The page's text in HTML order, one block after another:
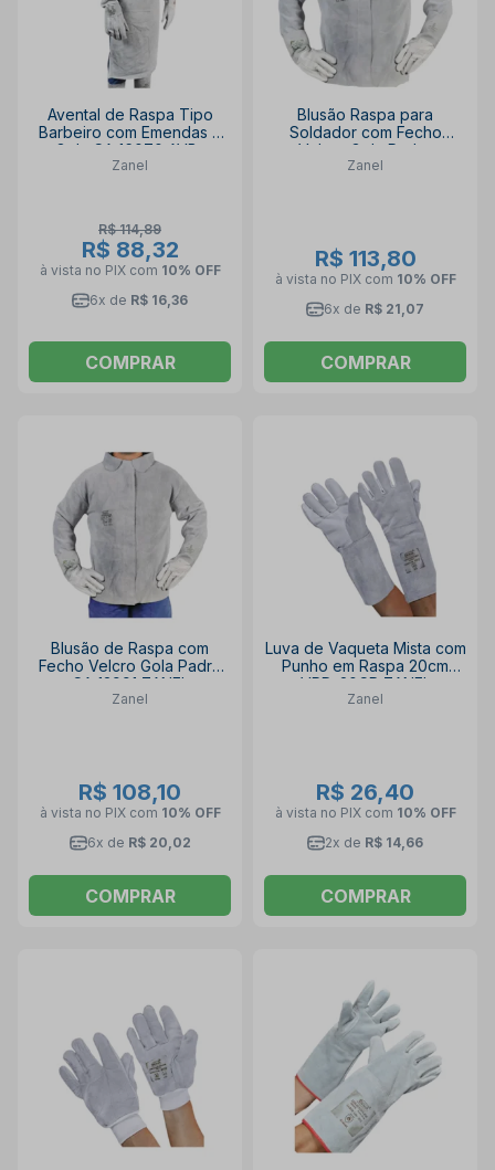
Avental de Raspa Tipo
Barbeiro com Emendas e
Gola CA 16070 AVB-
12060CECG ZANEL
Zanel
R$ 114,89
R$ 88,32
à vista no PIX com 10% OFF
6x de R$ 16,36
COMPRAR
Blusão Raspa para
Soldador com Fecho
Velcro Gola Padre
Tamanho G BR-TGV ZANEL
Zanel
R$ 113,80
à vista no PIX com 10% OFF
6x de R$ 21,07
COMPRAR
Blusão de Raspa com
Fecho Velcro Gola Padre
CA 13991 ZANEL
Zanel
R$ 108,10
à vista no PIX com 10% OFF
6x de R$ 20,02
COMPRAR
Luva de Vaqueta Mista com
Punho em Raspa 20cm
VRD-20CR ZANEL
Zanel
R$ 26,40
à vista no PIX com 10% OFF
2x de R$ 14,66
COMPRAR